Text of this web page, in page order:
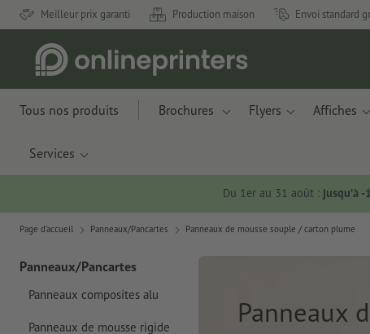
Meilleur prix garanti Production maison Envoi standard
Tous nos produits Brochures Flyers Affiches
Services
Du 1er au 31 août : jusqu’à
Page d'accueil Panneaux/Pancartes Panneaux de mousse souple / carton plume
Panneaux/Pancartes
Panneaux composites alu
Panneaux de mousse rigide
Panneaux